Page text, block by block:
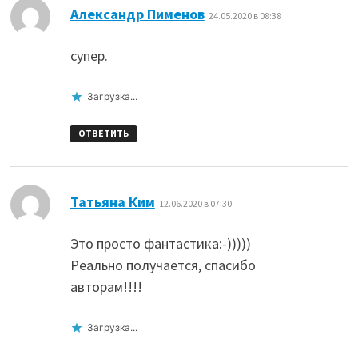
Александр Пименов: 24.05.2020 в 08:38
супер.
Загрузка...
ОТВЕТИТЬ
Татьяна Ким 12.06.2020 в 07:30
Это просто фантастика:-)))))
Реально получается, спасибо
авторам!!!!
Загрузка...